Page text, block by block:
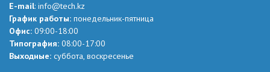
Е-mail: info@tech.kz
График работы: понедельник-пятница
Офис: 09:00-18:00
Типография: 08:00-17:00
Выходные: суббота, воскресенье